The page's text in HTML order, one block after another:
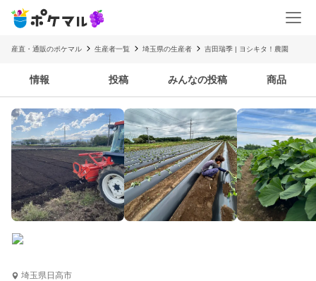
産直・通販のポケマル 生産者一覧 埼玉県の生産者 吉田瑞季 | ヨシキタ！農園
情報 投稿 みんなの投稿 商品
埼玉県日高市